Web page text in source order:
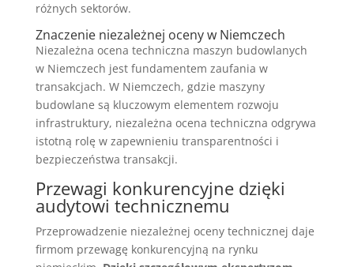
różnych sektorów.
Znaczenie niezależnej oceny w Niemczech
Niezależna ocena techniczna maszyn budowlanych
w Niemczech jest fundamentem zaufania w
transakcjach. W Niemczech, gdzie maszyny
budowlane są kluczowym elementem rozwoju
infrastruktury, niezależna ocena techniczna odgrywa
istotną rolę w zapewnieniu transparentności i
bezpieczeństwa transakcji.
Przewagi konkurencyjne dzięki
audytowi technicznemu
Przeprowadzenie niezależnej oceny technicznej daje
firmom przewagę konkurencyjną na rynku